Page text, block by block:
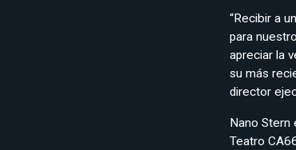
“Recibir a
para
apreciar la
su más
director
Nano Stern
Teatro